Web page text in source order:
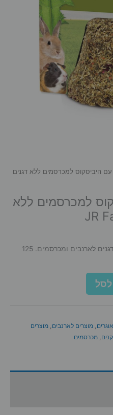
היביסקוס למכרסמים ללא דגנים
למכרסמים ללא
כדור שחת טבעי עם היביסקוס ללא דגנים לארנבים ומכרסמים. 125
מוצרים לארנבים מוצרים
מכרסמים